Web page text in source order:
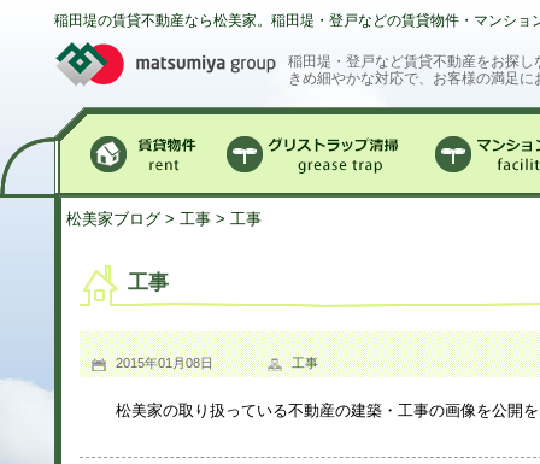
稲田堤の賃貸不動産なら松美家。稲田堤・登戸などの賃貸物件・マンショ
稲田堤・登戸など賃貸不動産をお探
きめ細やかな対応で、お客様の満足に
松美家ブログ > 工事 > 工事
工事
2015年01月08日 工事
松美家の取り扱っている不動産の建築・工事の画像を公開